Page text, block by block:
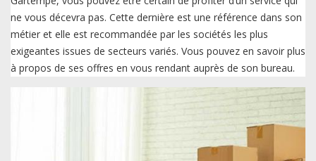
ne vous décevra pas. Cette dernière est une référence dans son
métier et elle est recommandée par les sociétés les plus
exigeantes issues de secteurs variés. Vous pouvez en savoir plus
à propos de ses offres en vous rendant auprès de son bureau.